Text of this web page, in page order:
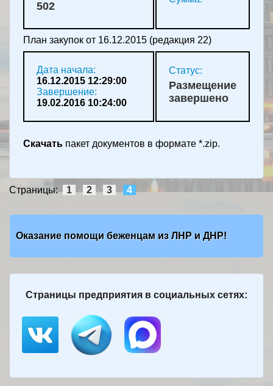
502
План закупок от 16.12.2015 (редакция 22)
Дата начала:
16.12.2015 12:29:00
Завершение:
19.02.2016 10:24:00
Статус:
Размещение
завершено
Скачать пакет документов в формате *.zip.
Страницы: 1 2 3 4
Оказание помощи беженцам из ЛНР и ДНР!
Страницы предприятия в социальных сетях: